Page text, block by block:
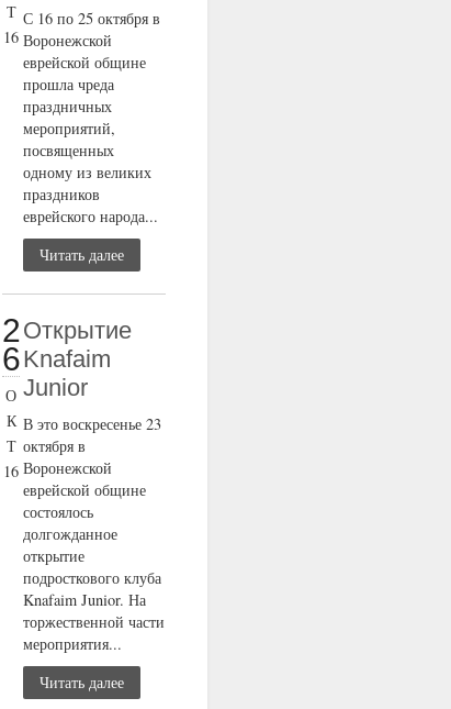
Т
16
С 16 по 25 октября в
Воронежской
еврейской общине
прошла чреда
праздничных
мероприятий,
посвященных
одному из великих
праздников
еврейского народа...
Читать далее
2
6
О
К
Т
16
Открытие
Knafaim
Junior
В это воскресенье 23
октября в
Воронежской
еврейской общине
состоялось
долгожданное
открытие
подросткового клуба
Knafaim Junior. На
торжественной части
мероприятия...
Читать далее